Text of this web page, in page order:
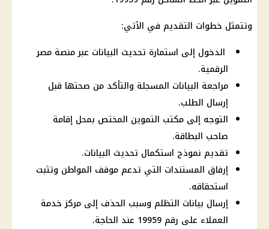
وتتمثل خطوات التقديم في الآتي:
الدخول إلى استمارة تحديث البيانات عبر منصة مصر
الرقمية.
مراجعة البيانات المسجلة والتأكد من صحتها قبل
إرسال الطلب.
التوجه إلى مكتب التموين المختص بمحل إقامة
صاحب البطاقة.
تقديم نموذج استكمال تحديث البيانات.
إرفاق المستندات التي تدعم موقف المواطن وتثبت
استحقاقه.
إرسال بيانات التظلم وسبب الحذف إلى مركز خدمة
العملاء على رقم 19959 عند الحاجة.